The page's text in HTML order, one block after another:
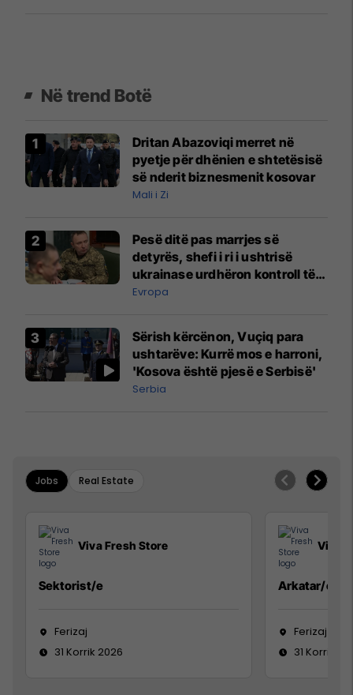
Në trend Botë
Dritan Abazoviqi merret në
pyetje për dhënien e shtetësisë
së nderit biznesmenit kosovar
Mali i Zi
Pesë ditë pas marrjes së
detyrës, shefi i ri i ushtrisë
ukrainase urdhëron kontroll të
madh
Evropa
Sërish kërcënon, Vuçiq para
ushtarëve: Kurrë mos e harroni,
'Kosova është pjesë e Serbisë'
Serbia
Jobs Real Estate
Viva Fresh Store
Sektorist/e
Ferizaj
31 Korrik 2026
Viva
Arkatar/e
Ferizaj
31 Korrik